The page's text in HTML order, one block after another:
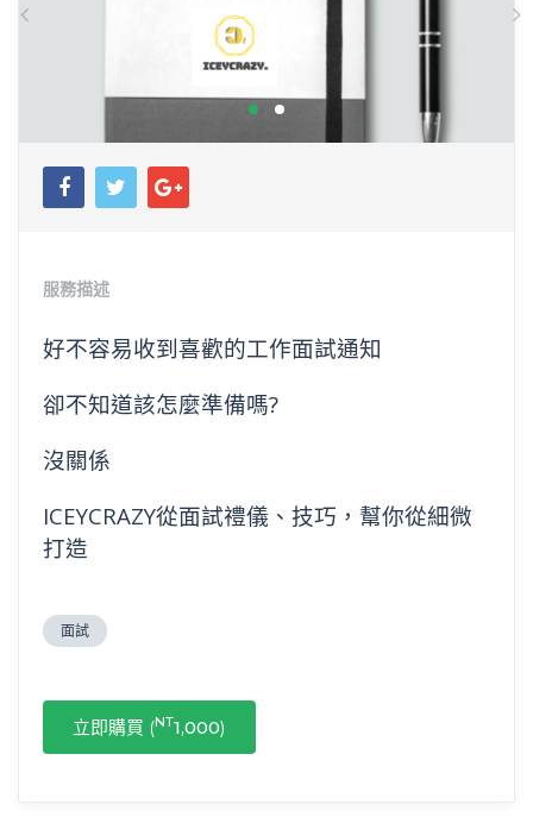
服務描述
好不容易收到喜歡的工作面試通知
卻不知道該怎麼準備嗎?
沒關係
ICEYCRAZY從面試禮儀、技巧，幫你從細微
打造
面試
立即購買 (NT1,000)